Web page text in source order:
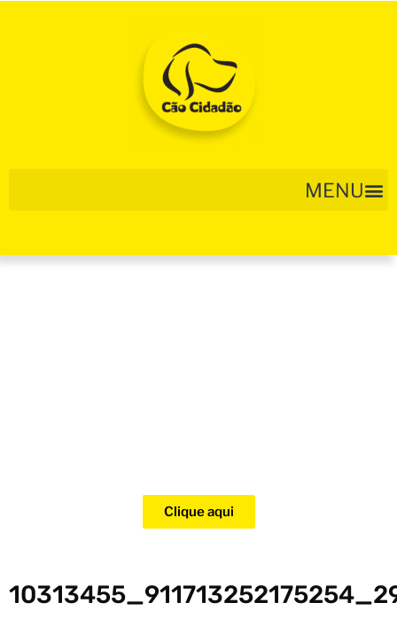
Clique aqui